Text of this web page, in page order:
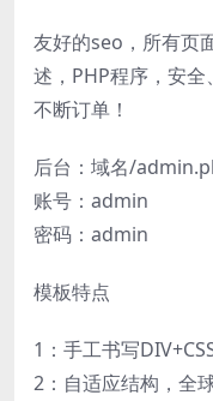
友好的seo，所有页
述，PHP程序，安
不断订单！
后台：域名/
账号：admin
密码：admin
模板特点
1：手工书写
2：自适应结构，全